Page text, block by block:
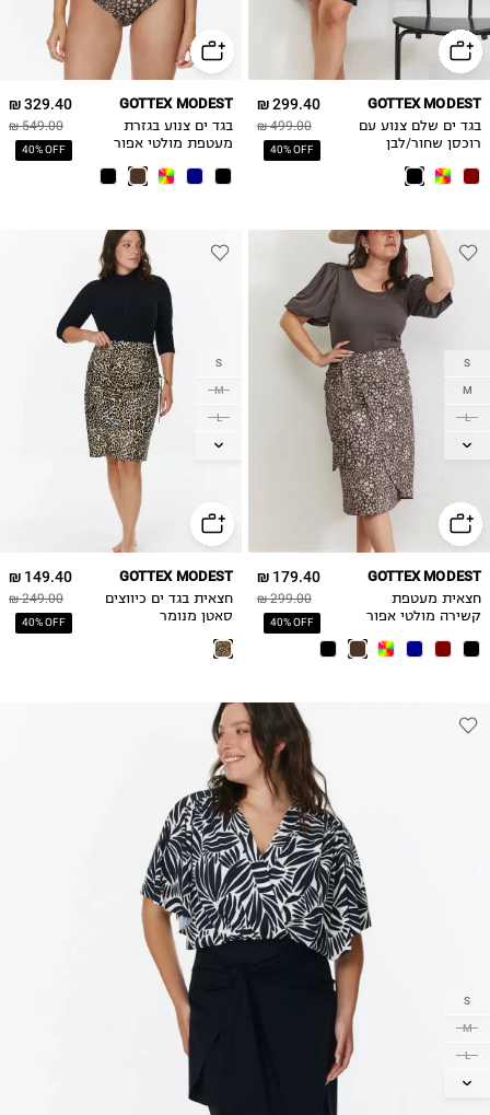
299.40 ₪
499.00 ₪
40% OFF
GOTTEX MODEST
בגד ים שלם צנוע עם
רוכסן שחור/לבן
329.40 ₪
549.00 ₪
40% OFF
GOTTEX MODEST
בגד ים צנוע בגזרת
מעטפת מולטי אפור
S
M
L
XL
179.40 ₪
299.00 ₪
40% OFF
GOTTEX MODEST
חצאית מעטפת
קשירה מולטי אפור
S
M
L
XL
149.40 ₪
249.00 ₪
40% OFF
GOTTEX MODEST
חצאית בגד ים כיווצים
סאטן מנומר
S
M
L
XL